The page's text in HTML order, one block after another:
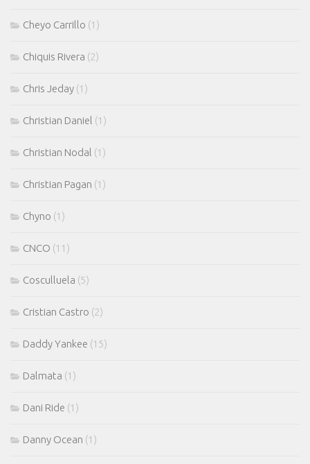
Cheyo Carrillo (1)
Chiquis Rivera (2)
Chris Jeday (1)
Christian Daniel (1)
Christian Nodal (1)
Christian Pagan (1)
Chyno (1)
CNCO (11)
Cosculluela (5)
Cristian Castro (2)
Daddy Yankee (15)
Dalmata (1)
Dani Ride (1)
Danny Ocean (1)